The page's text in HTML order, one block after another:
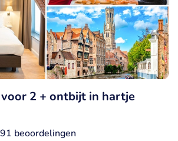
2 + ontbijt in hartje
beoordelingen